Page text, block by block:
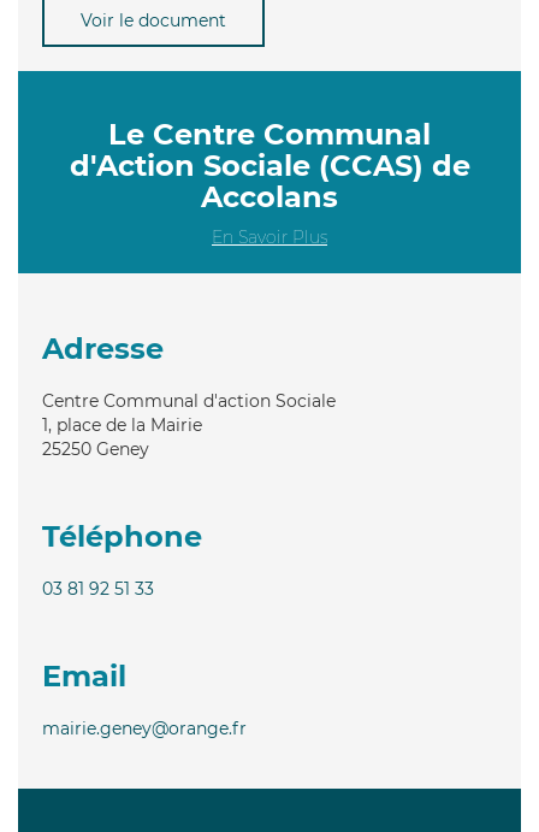
Voir le document
Le Centre Communal
d'Action Sociale (CCAS) de
Accolans
En Savoir Plus
Adresse
Centre Communal d'action Sociale
1, place de la Mairie
25250 Geney
Téléphone
03 81 92 51 33
Email
mairie.geney@orange.fr